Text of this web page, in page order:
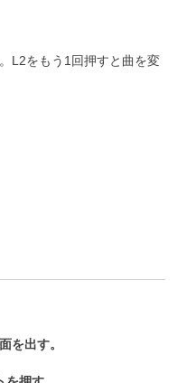
L2をもう1回押すと曲を変
を出す。